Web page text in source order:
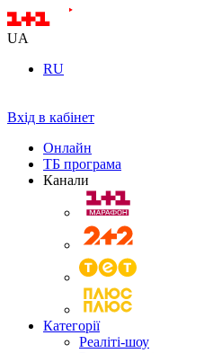
UA
RU
Вхід в кабінет
Онлайн
ТБ програма
Канали
Категорії
Реаліті-шоу